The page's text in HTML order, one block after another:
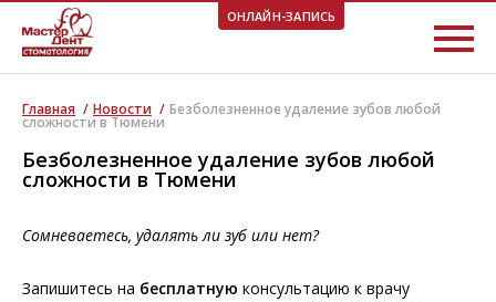
ВЫБЕРИТЕ УДОБНОЕ ВРЕМЯ!
ОНЛАЙН-ЗАПИСЬ
Главная / Новости / Безболезненное удаление зубов любой
сложности в Тюмени
Безболезненное удаление зубов любой
сложности в Тюмени
Сомневаетесь, удалять ли зуб или нет?
Запишитесь на бесплатную консультацию к врачу